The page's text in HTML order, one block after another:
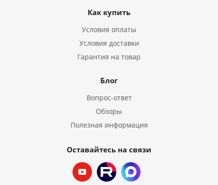
Как купить
Условия оплаты
Условия доставки
Гарантия на товар
Блог
Вопрос-ответ
Обзоры
Полезная информация
Оставайтесь на связи